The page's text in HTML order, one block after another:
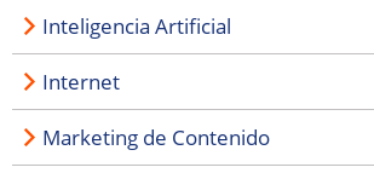
Inteligencia Artificial
Internet
Marketing de Contenido